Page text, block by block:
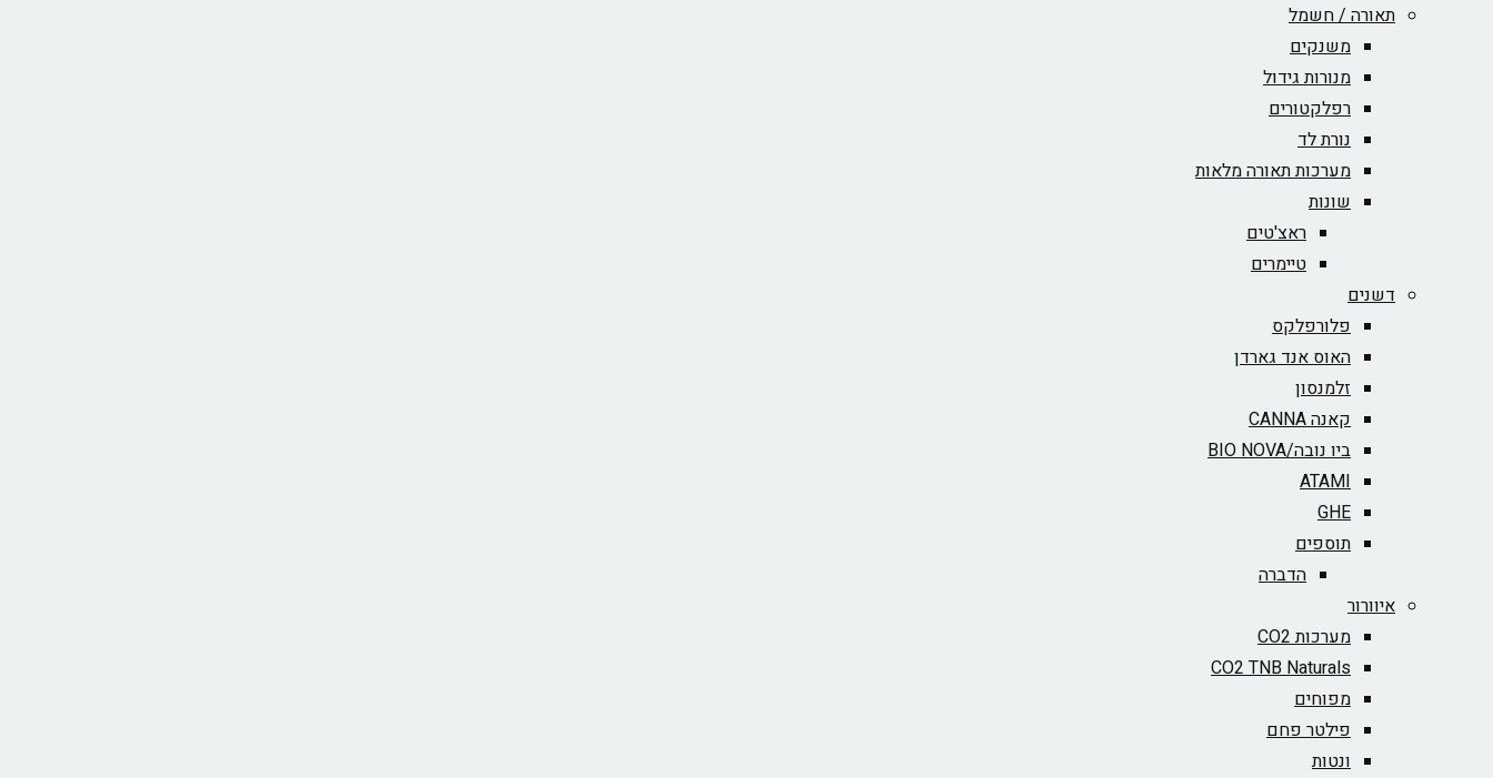
תאורה / חשמל
משנקים
מנורות גידול
רפלקטורים
נורת לד
מערכות תאורה מלאות
שונות
ראצ'טים
טיימרים
דשנים
פלורפלקס
האוס אנד גארדן
זלמנסון
קאנה CANNA
ביו נובה/BIO NOVA‏
ATAMI
GHE
תוספים
הדברה
איוורור
מערכות CO2
CO2 TNB Naturals
מפוחים
פילטר פחם
ונטות